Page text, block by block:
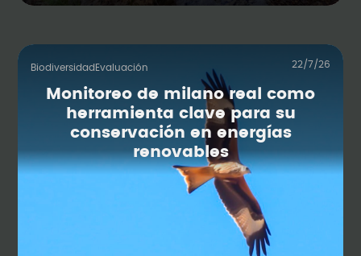
Biodiversidad Evaluación 22/7/26
Monitoreo de milano real como
herramienta clave para su
conservación en energías
renovables